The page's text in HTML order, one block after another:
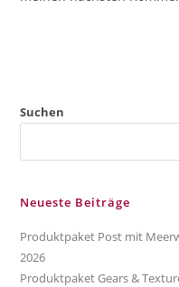
Suchen
Neueste Beiträge
Produktpaket Post mit
2026
Produktpaket Gears &